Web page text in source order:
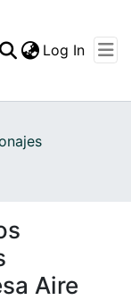
Log In
Aire